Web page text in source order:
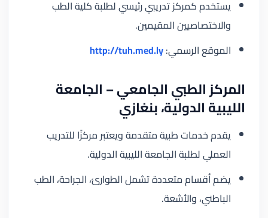
يستخدم كمركز تدريبي رئيسي لطلبة كلية الطب
والاختصاصيين المقيمين.
الموقع الرسمي:http://tuh.med.ly
المركز الطبي الجامعي – الجامعة
الليبية الدولية، بنغازي
يقدم خدمات طبية متقدمة ويعتبر مركزًا للتدريب
العملي لطلبة الجامعة الليبية الدولية.
يضم أقسام متعددة تشمل الطوارئ، الجراحة، الطب
الباطني، والأشعة.